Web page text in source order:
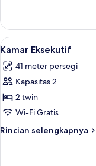
King
Kamar
Eksekutif,
1
Tidur
King
Lihat
semua
foto
untuk
Kamar
Eksekutif
5
Kamar Eksekutif
41 meter persegi
Kapasitas 2
2 twin
Wi-Fi Gratis
Rincian selengkapnya
Rincian